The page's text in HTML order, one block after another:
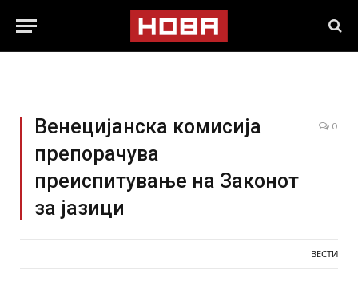
Венецијанска комисија
препорачува
преиспитување на Законот
за јазици
0
ВЕСТИ